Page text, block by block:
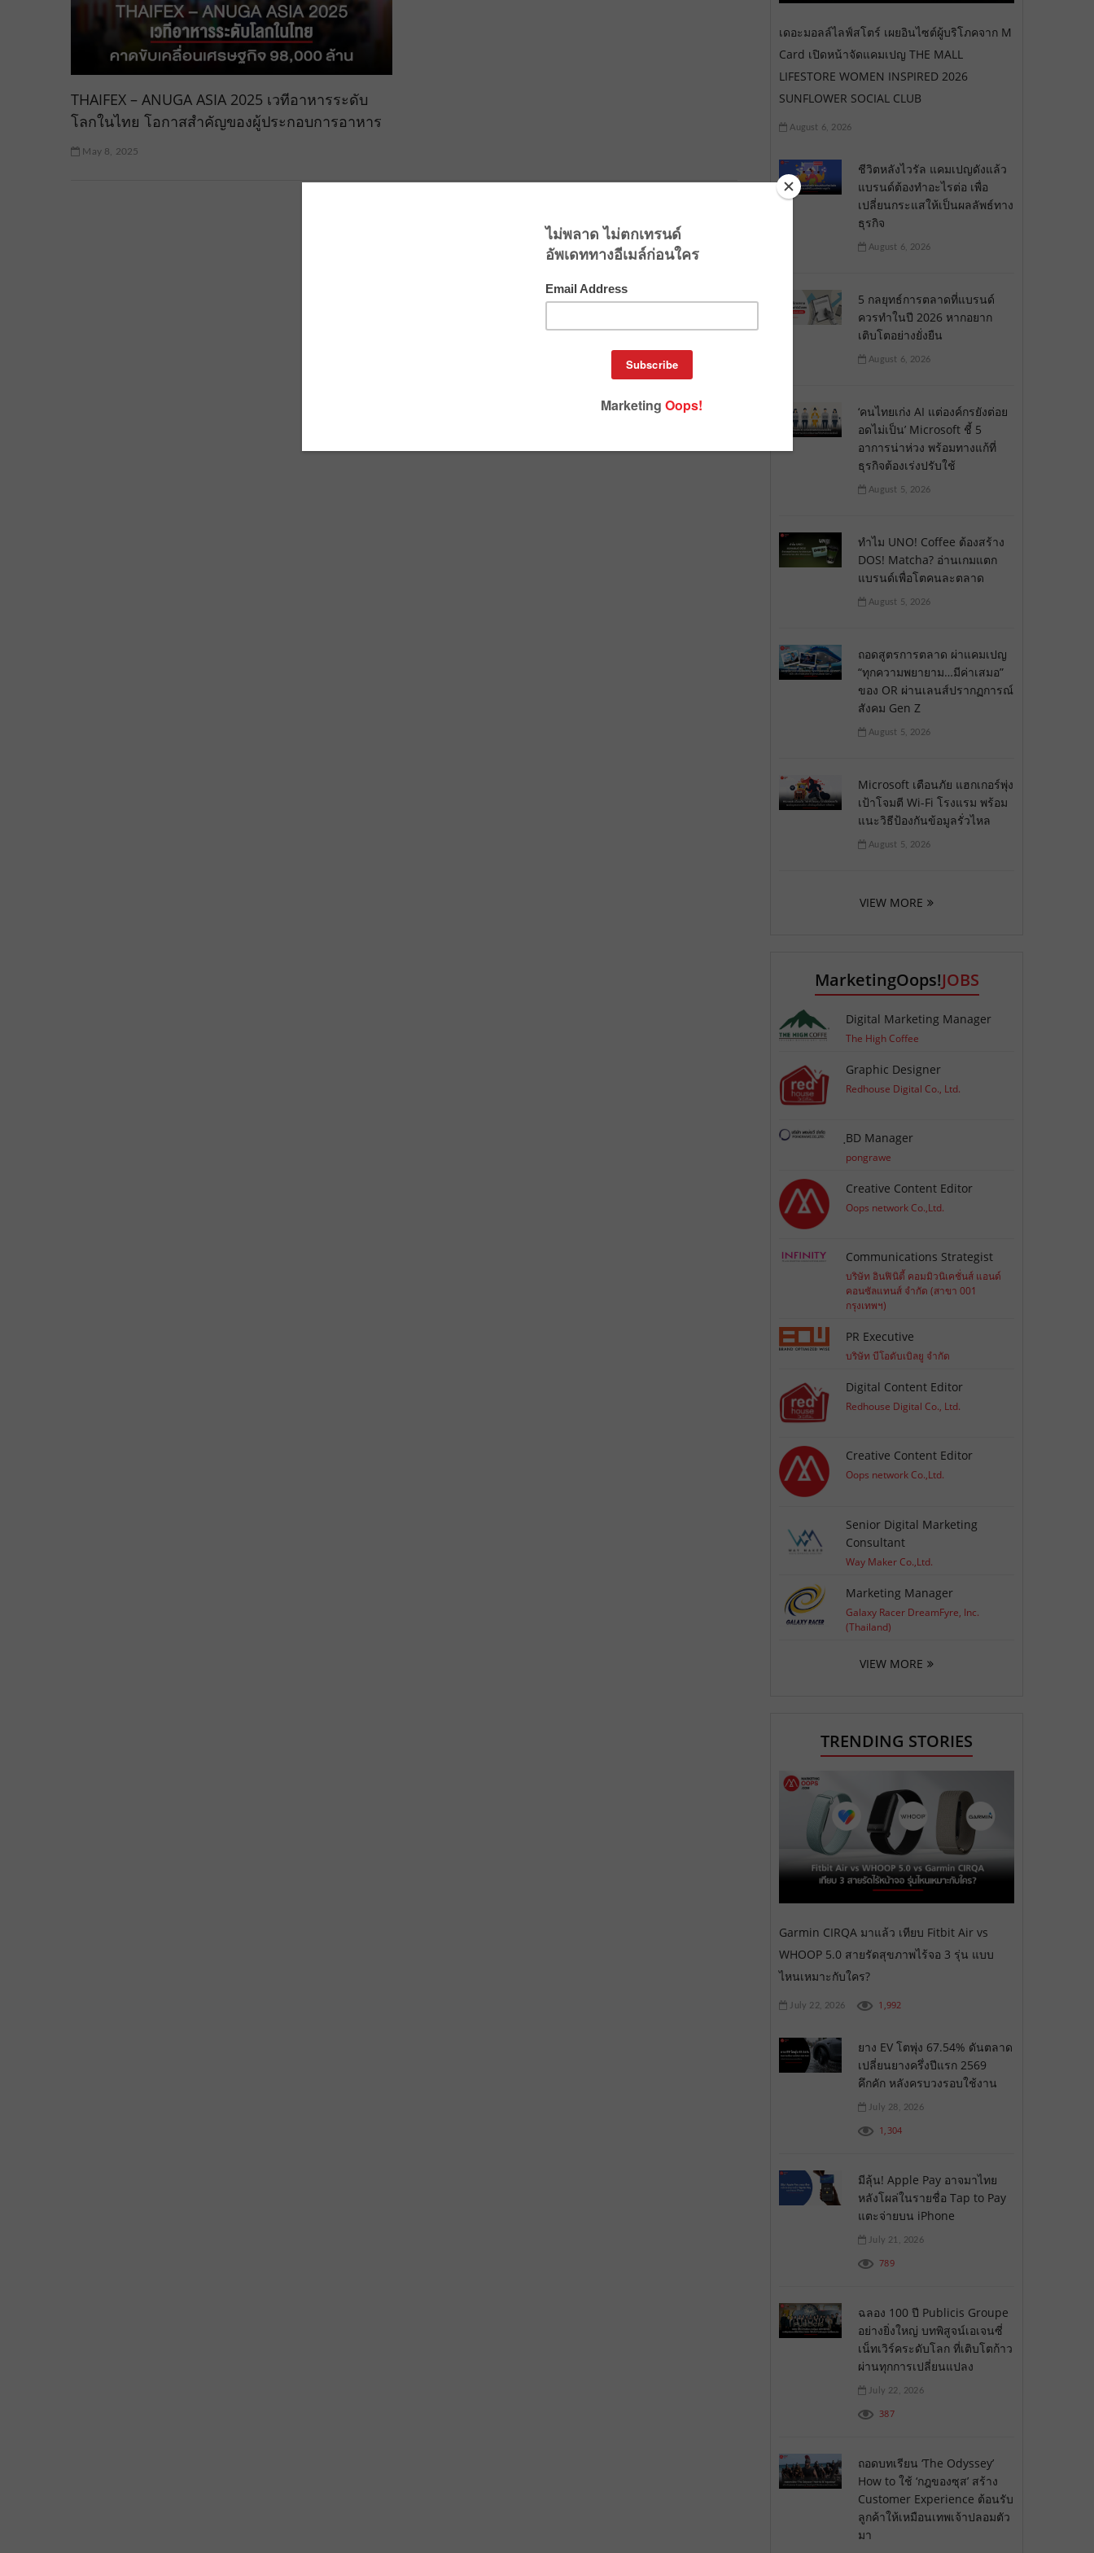
THAIFEX – ANUGA ASIA 2025 เวทีอาหารระดับ
โลกในไทย โอกาสสำคัญของผู้ประกอบการอาหาร
May 8, 2025
เดอะมอลล์ไลฟ์สโตร์ เผยอินไซต์ผู้บริโภคจาก M
Card เปิดหน้าจัดแคมเปญ THE MALL
LIFESTORE WOMEN INSPIRED 2026
SUNFLOWER SOCIAL CLUB
August 6, 2026
ชีวิตหลังไวรัล แคมเปญดังแล้ว
แบรนด์ต้องทำอะไรต่อ เพื่อ
เปลี่ยนกระแสให้เป็นผลลัพธ์ทาง
ธุรกิจ
August 6, 2026
5 กลยุทธ์การตลาดที่แบรนด์
ควรทำในปี 2026 หากอยาก
เติบโตอย่างยั่งยืน
August 6, 2026
‘คนไทยเก่ง AI แต่องค์กรยังต่อย
อดไม่เป็น’ Microsoft ชี้ 5
อาการน่าห่วง พร้อมทางแก้ที่
ธุรกิจต้องเร่งปรับใช้
August 5, 2026
ทำไม UNO! Coffee ต้องสร้าง
DOS! Matcha? อ่านเกมแตก
แบรนด์เพื่อโตคนละตลาด
August 5, 2026
ถอดสูตรการตลาด ผ่าแคมเปญ
“ทุกความพยายาม…มีค่าเสมอ”
ของ OR ผ่านเลนส์ปรากฏการณ์
สังคม Gen Z
August 5, 2026
Microsoft เตือนภัย แฮกเกอร์พุ่ง
เป้าโจมตี Wi-Fi โรงแรม พร้อม
แนะวิธีป้องกันข้อมูลรั่วไหล
August 5, 2026
VIEW MORE
MarketingOops!JOBS
Digital Marketing Manager
The High Coffee
Graphic Designer
Redhouse Digital Co., Ltd.
ฺBD Manager
pongrawe
Creative Content Editor
Oops network Co.,Ltd.
Communications Strategist
บริษัท อินฟินิตี้ คอมมิวนิเคชั่นส์ แอนด์
คอนซัลแทนส์ จำกัด (สาขา 001
กรุงเทพฯ)
PR Executive
บริษัท บีโอดับเบิลยู จำกัด
Digital Content Editor
Redhouse Digital Co., Ltd.
Creative Content Editor
Oops network Co.,Ltd.
Senior Digital Marketing
Consultant
Way Maker Co.,Ltd.
Marketing Manager
Galaxy Racer DreamFyre, Inc.
(Thailand)
VIEW MORE
TRENDING STORIES
Garmin CIRQA มาแล้ว เทียบ Fitbit Air vs
WHOOP 5.0 สายรัดสุขภาพไร้จอ 3 รุ่น แบบ
ไหนเหมาะกับใคร?
July 22, 2026 1,992
ยาง EV โตพุ่ง 67.54% ดันตลาด
เปลี่ยนยางครึ่งปีแรก 2569
คึกคัก หลังครบวงรอบใช้งาน
July 28, 2026
1,304
มีลุ้น! Apple Pay อาจมาไทย
หลังโผล่ในรายชื่อ Tap to Pay
แตะจ่ายบน iPhone
July 21, 2026
789
ฉลอง 100 ปี Publicis Groupe
อย่างยิ่งใหญ่ บทพิสูจน์เอเจนซี่
เน็ทเวิร์คระดับโลก ที่เติบโตก้าว
ผ่านทุกการเปลี่ยนแปลง
July 22, 2026
387
ถอดบทเรียน ‘The Odyssey’
How to ใช้ ‘กฎของซุส’ สร้าง
Customer Experience ต้อนรับ
ลูกค้าให้เหมือนเทพเจ้าปลอมตัว
มา